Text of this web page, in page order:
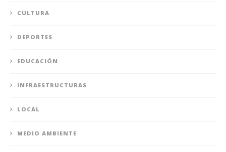
CULTURA
DEPORTES
EDUCACIÓN
INFRAESTRUCTURAS
LOCAL
MEDIO AMBIENTE